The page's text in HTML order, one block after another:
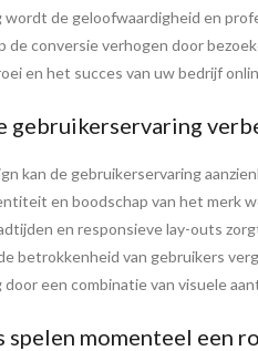
wordt de geloofwaardigheid en
conversie verhogen door
en het succes van uw bedrijf
gebruikerservaring
kan de gebruikerservaring
en boodschap van het merk
en responsieve lay-outs
betrokkenheid van gebruikers
door een combinatie van visuele
momenteel een